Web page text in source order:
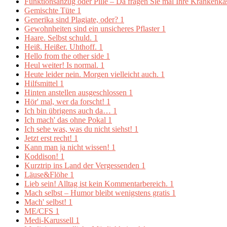
Gemischte Tüte 1
Generika sind Plagiate, oder? 1
Gewohnheiten sind ein unsicheres Pflaster 1
Haare. Selbst schuld. 1
Heiß. Heißer. Uhthoff. 1
Hello from the other side 1
Heul weiter! Is normal. 1
Heute leider nein. Morgen vielleicht auch. 1
Hilfsmittel 1
Hinten anstellen ausgeschlossen 1
Hör' mal, wer da forscht! 1
Ich bin übrigens auch da… 1
Ich mach' das ohne Pokal 1
Ich sehe was, was du nicht siehst! 1
Jetzt erst recht! 1
Kann man ja nicht wissen! 1
Koddison! 1
Kurztrip ins Land der Vergessenden 1
Läuse&Flöhe 1
Lieb sein! Alltag ist kein Kommentarbereich. 1
Mach selbst – Humor bleibt wenigstens gratis 1
Mach' selbst! 1
ME/CFS 1
Medi-Karussell 1